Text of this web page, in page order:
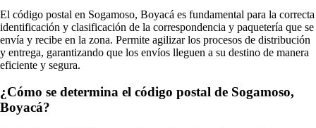
El código postal en Sogamoso, Boyacá es fundamental para la correcta
identificación y clasificación de la correspondencia y paquetería que se
envía y recibe en la zona. Permite agilizar los procesos de distribución
y entrega, garantizando que los envíos lleguen a su destino de manera
eficiente y segura.
¿Cómo se determina el código postal de Sogamoso,
Boyacá?